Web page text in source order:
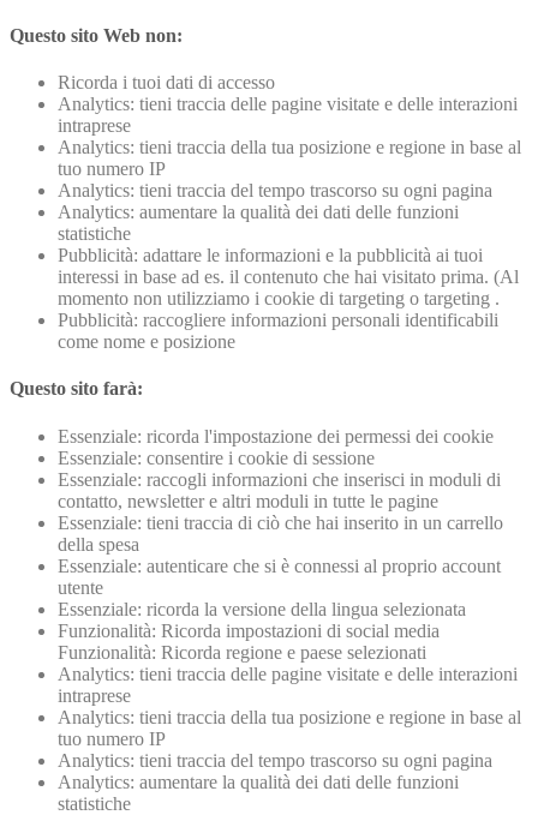
Questo sito Web non:
Ricorda i tuoi dati di accesso
Analytics: tieni traccia delle pagine visitate e delle interazioni
intraprese
Analytics: tieni traccia della tua posizione e regione in base al
tuo numero IP
Analytics: tieni traccia del tempo trascorso su ogni pagina
Analytics: aumentare la qualità dei dati delle funzioni
statistiche
Pubblicità: adattare le informazioni e la pubblicità ai tuoi
interessi in base ad es. il contenuto che hai visitato prima. (Al
momento non utilizziamo i cookie di targeting o targeting .
Pubblicità: raccogliere informazioni personali identificabili
come nome e posizione
Questo sito farà:
Essenziale: ricorda l'impostazione dei permessi dei cookie
Essenziale: consentire i cookie di sessione
Essenziale: raccogli informazioni che inserisci in moduli di
contatto, newsletter e altri moduli in tutte le pagine
Essenziale: tieni traccia di ciò che hai inserito in un carrello
della spesa
Essenziale: autenticare che si è connessi al proprio account
utente
Essenziale: ricorda la versione della lingua selezionata
Funzionalità: Ricorda impostazioni di social media
Funzionalità: Ricorda regione e paese selezionati
Analytics: tieni traccia delle pagine visitate e delle interazioni
intraprese
Analytics: tieni traccia della tua posizione e regione in base al
tuo numero IP
Analytics: tieni traccia del tempo trascorso su ogni pagina
Analytics: aumentare la qualità dei dati delle funzioni
statistiche